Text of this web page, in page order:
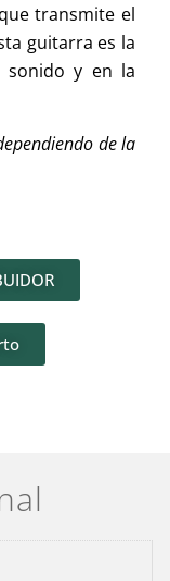
transmite el
guitarra es la
sonido y en la
de la